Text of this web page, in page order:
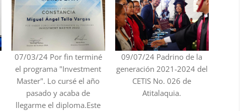
07/03/24 Por fin terminé
el programa "Investment
Master". Lo cursé el año
pasado y acaba de
llegarme el diploma.Este
09/07/24 Padrino de la
generación 2021-2024 del
CETIS No. 026 de
Atitalaquia.